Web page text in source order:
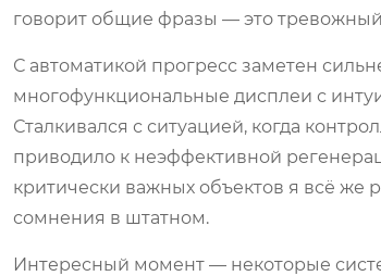
говорит общие фразы — это
С автоматикой прогресс заметен
многофункциональные дисплеи с
Сталкивался с ситуацией, когда
приводило к неэффективной
критически важных объектов я всё же
сомнения в штатном.
Интересный момент — некоторые